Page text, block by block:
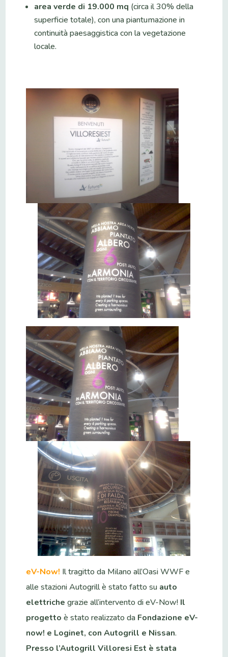
area verde di 19.000 mq (circa il 30% della
superficie totale), con una piantumazione in
continuità paesaggistica con la vegetazione
locale.
eV-Now! Il tragitto da Milano all’Oasi WWF e
alle stazioni Autogrill è stato fatto su auto
elettriche grazie all’intervento di eV-Now! Il
progetto è stato realizzato da Fondazione eV-
now! e Loginet, con Autogrill e Nissan.
Presso l’Autogrill Villoresi Est è stata